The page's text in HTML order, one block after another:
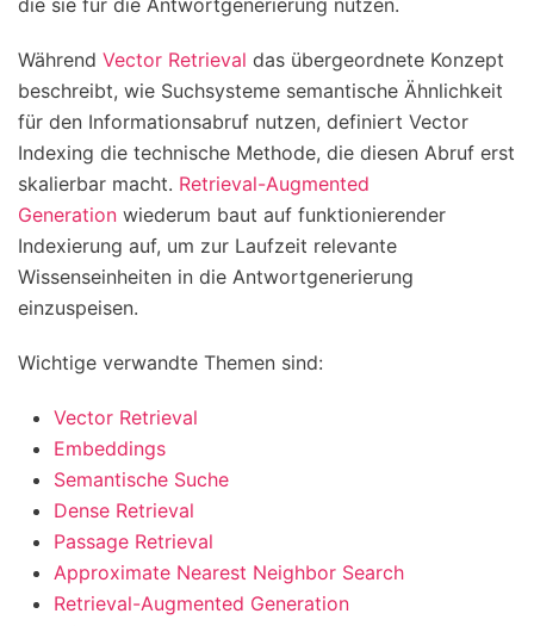
Während Vector Retrieval das übergeordnete Konzept
beschreibt, wie Suchsysteme semantische Ähnlichkeit
für den Informationsabruf nutzen, definiert Vector
Indexing die technische Methode, die diesen Abruf erst
skalierbar macht. Retrieval-Augmented
Generation wiederum baut auf funktionierender
Indexierung auf, um zur Laufzeit relevante
Wissenseinheiten in die Antwortgenerierung
einzuspeisen.
Wichtige verwandte Themen sind:
Vector Retrieval
Embeddings
Semantische Suche
Dense Retrieval
Passage Retrieval
Approximate Nearest Neighbor Search
Retrieval-Augmented Generation